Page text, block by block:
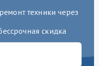
техники через
скидка